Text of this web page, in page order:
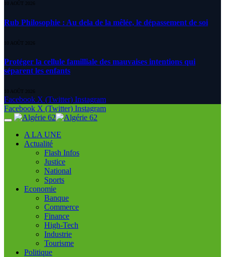
10 AOÛT 2026
Rub Philosophie : Au dela de la mêlée, le dépassement de soi
10 AOÛT 2026
Protéger la cellule familliale des mauvaises intentions qui
séparent les enfants
10 AOÛT 2026
Facebook X (Twitter) Instagram
Facebook X (Twitter) Instagram
A LA UNE
Actualité
Flash Infos
Justice
National
Sports
Economie
Banque
Commerce
Finance
High-Tech
Industrie
Tourisme
Politique